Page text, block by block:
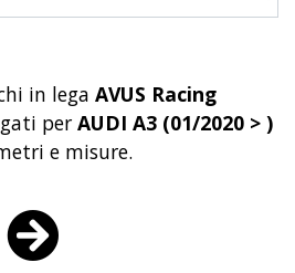
in lega AVUS Racing
per AUDI A3 (01/2020 > )
e misure.